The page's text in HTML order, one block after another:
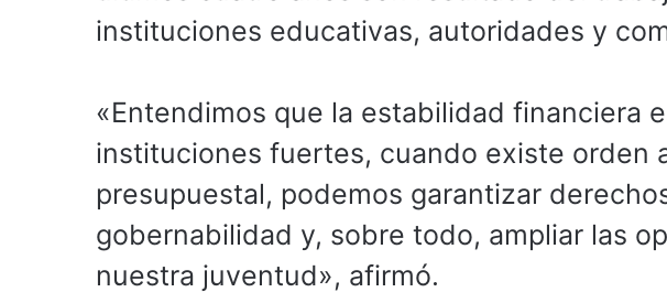
instituciones educativas, autoridades y
«Entendimos que la estabilidad financiera
instituciones fuertes, cuando existe orden
presupuestal, podemos garantizar
gobernabilidad y, sobre todo, ampliar las
nuestra juventud», afirmó.